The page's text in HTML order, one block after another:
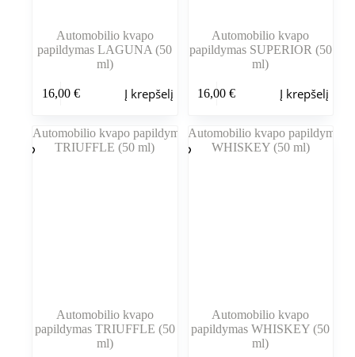
Automobilio kvapo
papildymas LAGUNA (50
ml)
16,00 € Į krepšelį
Automobilio kvapo
papildymas SUPERIOR (50
ml)
16,00€ Į krepšelį
Automobilio kvapo
papildymas TRIUFFLE (50
ml)
Automobilio kvapo
papildymas WHISKEY (50
ml)